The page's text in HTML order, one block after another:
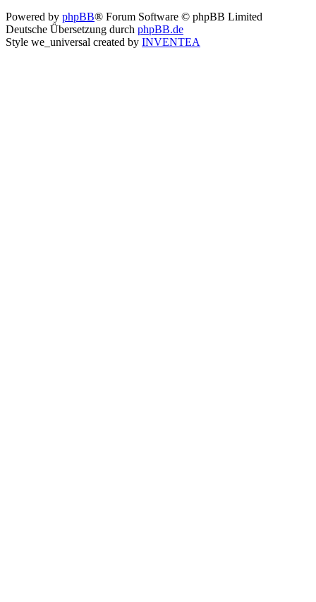
Powered by phpBB® Forum Software © phpBB Limited
Deutsche Übersetzung durch phpBB.de
Style we_universal created by INVENTEA